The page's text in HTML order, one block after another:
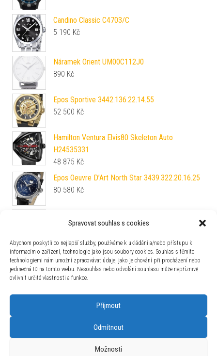
Spravovat souhlas s cookies
Abychom poskytli co nejlepší služby, používáme k ukládání a/nebo přístupu k
informacím o zařízení, technologie jako jsou soubory cookies. Souhlas s těmito
technologiemi nám umožní zpracovávat údaje, jako je chování při procházení nebo
jedinečná ID na tomto webu. Nesouhlas nebo odvolání souhlasu může nepříznivě
ovlivnit určité vlastnosti a funkce.
Příjmout
Odmítnout
Možnosti
Candino Classic C4703/C
5 190 Kč
Náramek Orient UM00C112J0
890 Kč
Epos Sportive 3442.136.22.14.55
52 500 Kč
Hamilton Ventura Elvis80 Skeleton Auto
H24535331
48 875 Kč
Epos Oeuvre D’Art North Star 3439.322.20.16.25
80 580 Kč
25 870Kč
Bering Classic 11022-734
3 880Kč
s.r.o. Chodovská 228/3 Praha 4 IČ: 26454424